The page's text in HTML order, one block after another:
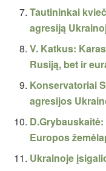
Tautininkai
agresiją
V. Katkus:
Rusiją, bet ir
Konservatoriai
agresijos
Europos
Ukrainoje